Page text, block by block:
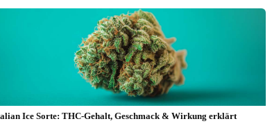
Ice Sorte: THC-Gehalt, Geschmack & Wirkung erklärt